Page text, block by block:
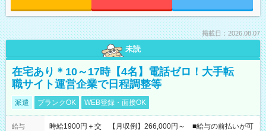
掲載日：2026.08.07
未読
在宅あり＊10～17時【4名】電話ゼロ！大手転
職サイト運営企業で日程調整等
派遣 ブランクOK WEB登録・面接OK
給与
時給1900円＋交 【月収例】266,000円～ ■給与の前払いが可